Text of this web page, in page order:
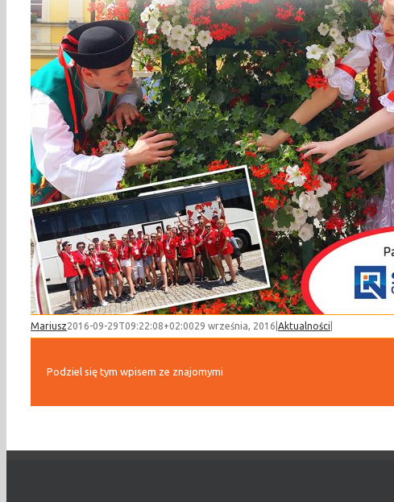
Mariusz2016-09-29T09:22:08+02:0029 września, 2016 Aktualności
Podziel się tym wpisem ze znajomymi